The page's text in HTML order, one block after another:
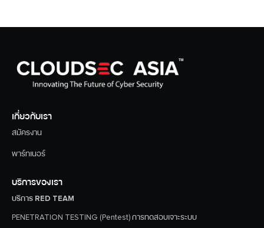
เกี่ยวกับเรา
สมัครงาน
พาร์ทเนอร์
บริการของเรา
บริการ RED TEAM
PENETRATION TESTING (Pentest) การทดสอบเจาะระบบ